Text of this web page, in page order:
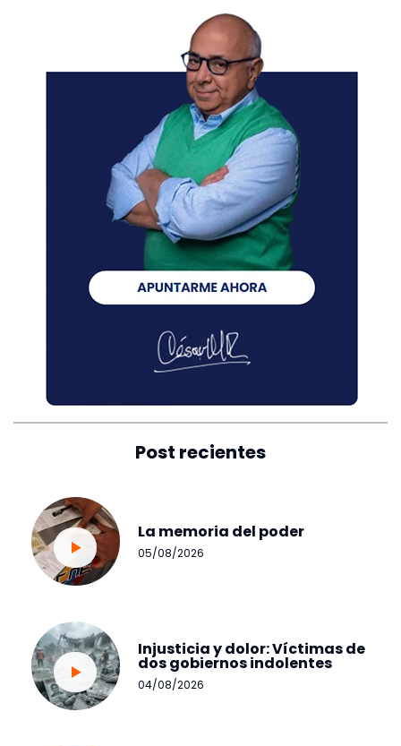
Post recientes
La memoria del poder
05/08/2026
Injusticia y dolor: Víctimas de
dos gobiernos indolentes
04/08/2026